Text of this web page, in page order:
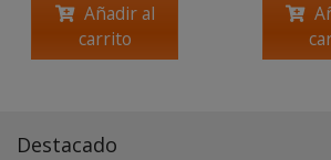
Añadir al
carrito
Destacado